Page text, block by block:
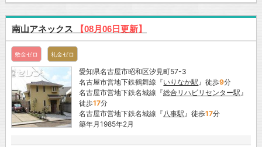
南山アネックス 【08月06日更新】
敷金ゼロ 礼金ゼロ
愛知県名古屋市昭和区汐見町57-3
名古屋市営地下鉄鶴舞線『いりなか駅』徒歩9分
名古屋市営地下鉄名城線『総合リハビリセンター駅』
徒歩17分
名古屋市営地下鉄名城線『八事駅』徒歩17分
築年月1985年2月